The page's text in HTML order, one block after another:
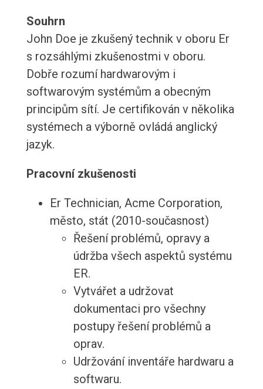
Souhrn
John Doe je zkušený technik v oboru Er
s rozsáhlými zkušenostmi v oboru.
Dobře rozumí hardwarovým i
softwarovým systémům a obecným
principům sítí. Je certifikován v několika
systémech a výborně ovládá anglický
jazyk.
Pracovní zkušenosti
Er Technician, Acme Corporation,
město, stát (2010-současnost)
Řešení problémů, opravy a
údržba všech aspektů systému
ER.
Vytvářet a udržovat
dokumentaci pro všechny
postupy řešení problémů a
oprav.
Udržování inventáře hardwaru a
softwaru.